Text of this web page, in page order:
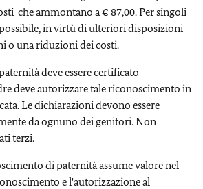
che ammontano a € 87,00. Per singoli
possibile, in virtù di ulteriori disposizioni
o una riduzioni dei costi.
deve essere certificato
deve autorizzare tale riconoscimento in
Le dichiarazioni devono essere
da ognuno dei genitori. Non
terzi.
di paternità assume valore nel
e l'autorizzazione al